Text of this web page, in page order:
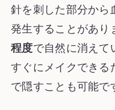
針を刺した部分から
発生することがあり
程度で自然に消えて
すぐにメイクできる
で隠すことも可能で